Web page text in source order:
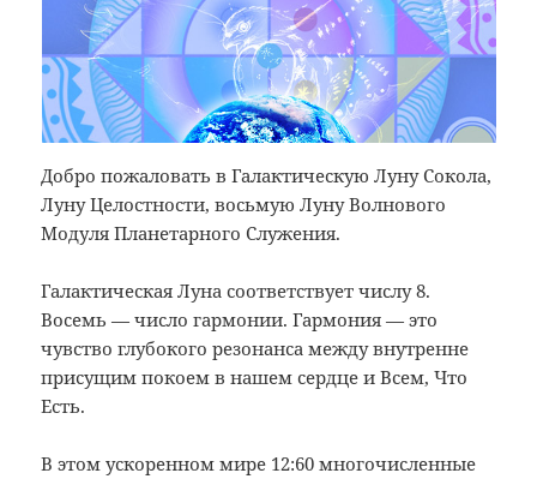
Добро пожаловать в Галактическую Луну Сокола,
Луну Целостности, восьмую Луну Волнового
Модуля Планетарного Служения.
Галактическая Луна соответствует числу 8.
Восемь — число гармонии. Гармония — это
чувство глубокого резонанса между внутренне
присущим покоем в нашем сердце и Всем, Что
Есть.
В этом ускоренном мире 12:60 многочисленные